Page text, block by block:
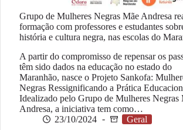
Grupo de Mulheres Negras Mãe Andresa
formação com professores e estudantes
história e cultura negra, nas escolas do
A partir do compromisso de repensar os
têm sido dados na educação no estado do
Maranhão, nasce o Projeto Sankofa:
Negras Ressignificando a Prática
Idealizado pelo Grupo de Mulheres Negras
Andresa, a iniciativa tem como…
23/10/2024
Geral